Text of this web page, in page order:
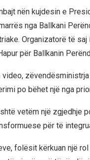
nën kujdesin e
nga Ballkani
Organizatorë të saj
për Ballkanin
po bëhet një nga
vetëm një zgjedhje
për të
folësit kërkuan një